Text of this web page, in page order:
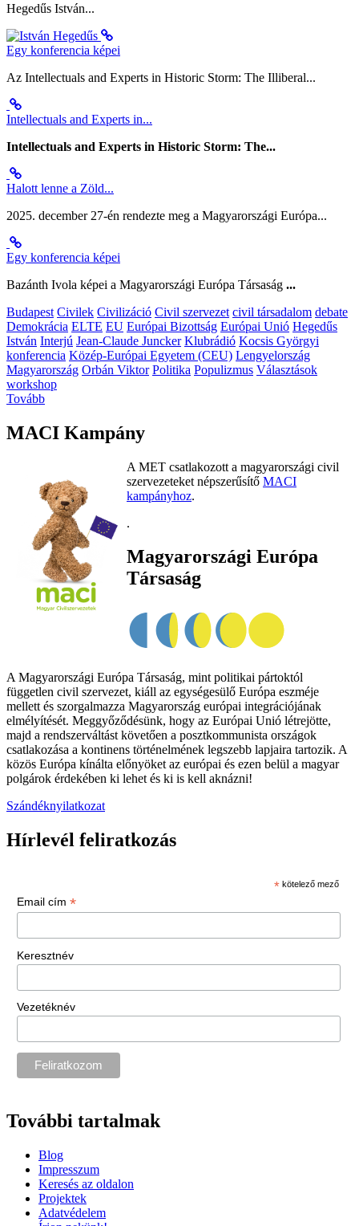
Hegedűs István...
Egy konferencia képei
Az Intellectuals and Experts in Historic Storm: The Illiberal...
Intellectuals and Experts in...
Intellectuals and Experts in Historic Storm: The...
Halott lenne a Zöld...
2025. december 27-én rendezte meg a Magyarországi Európa...
Egy konferencia képei
Bazánth Ivola képei a Magyarországi Európa Társaság ...
Budapest Civilek Civilizáció Civil szervezet civil társadalom debate
Demokrácia ELTE EU Európai Bizottság Európai Unió Hegedűs
István Interjú Jean-Claude Juncker Klubrádió Kocsis Györgyi
konferencia Közép-Európai Egyetem (CEU) Lengyelország
Magyarország Orbán Viktor Politika Populizmus Választások
workshop
Tovább
MACI Kampány
A MET csatlakozott a magyarországi civil
szervezeteket népszerűsítő MACI
kampányhoz.
.
Magyarországi Európa
Társaság
A Magyarországi Európa Társaság, mint politikai pártoktól
független civil szervezet, kiáll az egységesülő Európa eszméje
mellett és szorgalmazza Magyarország európai integrációjának
elmélyítését. Meggyőződésünk, hogy az Európai Unió létrejötte,
majd a rendszerváltást követően a posztkommunista országok
csatlakozása a kontinens történelmének legszebb lapjaira tartozik. A
közös Európa kínálta előnyöket az európai és ezen belül a magyar
polgárok érdekében ki lehet és ki is kell aknázni!
Szándéknyilatkozat
Hírlevél feliratkozás
* kötelező mező
Email cím *
Keresztnév
Vezetéknév
További tartalmak
Blog
Impresszum
Keresés az oldalon
Projektek
Adatvédelem